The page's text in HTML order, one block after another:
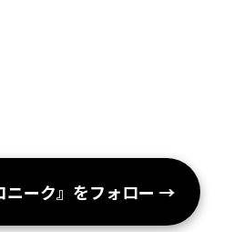
ニーク』をフォロー →